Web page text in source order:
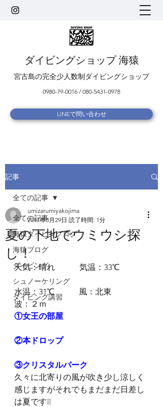
ダイビングショップ 海猿
宮古島の完全少人数制ダイビングショップ
0980-79-0016 /080-5431-0978
LINEで問い合わせ
記事
全ての記事
海猿ダイビングログ
海猿ブログ
ダイビング
シュノーケリング
ダイビング講習
全ての記事
夏の下地でウミウシ探
し！
umizarumiyakojima
2017年8月29日 読了時間: 1分
天気：晴れ　　　気温：33℃
水温：31℃　　　風：北東
波：２ｍ
①女王の部屋
②本ドロップ
③クリスタルパーク
久々に北寄りの風が吹き少し涼しく
感じますがそれでもまだまだ日差し
は夏です❕❕